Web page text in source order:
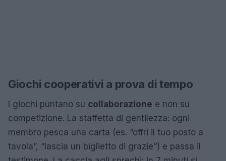
Giochi cooperativi a prova di tempo
I giochi puntano su collaborazione e non su
competizione. La staffetta di gentilezza: ogni
membro pesca una carta (es. “offri il tuo posto a
tavola”, “lascia un biglietto di grazie”) e passa il